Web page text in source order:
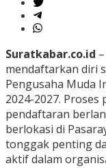
Suratkabar.co.id
mendaftarkan diri
Pengusaha Muda
2024-2027.
pendaftaran
berlokasi di
tonggak penting
aktif dalam